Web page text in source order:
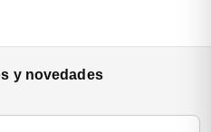
y novedades